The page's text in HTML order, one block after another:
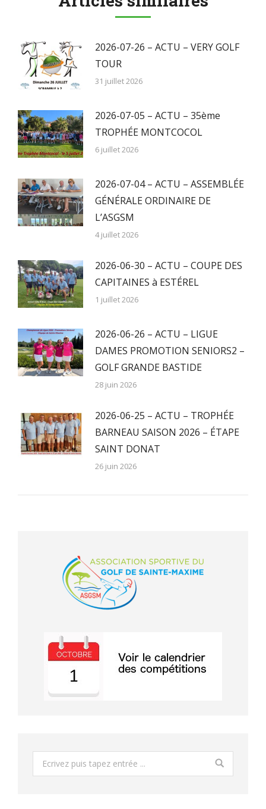
2026-07-26 – ACTU – VERY GOLF
TOUR
31 juillet 2026
2026-07-05 – ACTU – 35ème
TROPHÉE MONTCOCOL
6 juillet 2026
2026-07-04 – ACTU – ASSEMBLÉE
GÉNÉRALE ORDINAIRE DE
L’ASGSM
4 juillet 2026
2026-06-30 – ACTU – COUPE DES
CAPITAINES à ESTÉREL
1 juillet 2026
2026-06-26 – ACTU – LIGUE
DAMES PROMOTION SENIORS2 –
GOLF GRANDE BASTIDE
28 juin 2026
2026-06-25 – ACTU – TROPHÉE
BARNEAU SAISON 2026 – ÉTAPE
SAINT DONAT
26 juin 2026
Search: